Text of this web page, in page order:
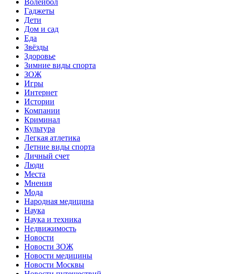
Гаджеты
Дети
Дом и сад
Еда
Звёзды
Здоровье
Зимние виды спорта
ЗОЖ
Игры
Интернет
Истории
Компании
Криминал
Культура
Легкая атлетика
Летние виды спорта
Личный счет
Люди
Места
Мнения
Мода
Народная медицина
Наука
Наука и техника
Недвижимость
Новости
Новости ЗОЖ
Новости медицины
Новости Москвы